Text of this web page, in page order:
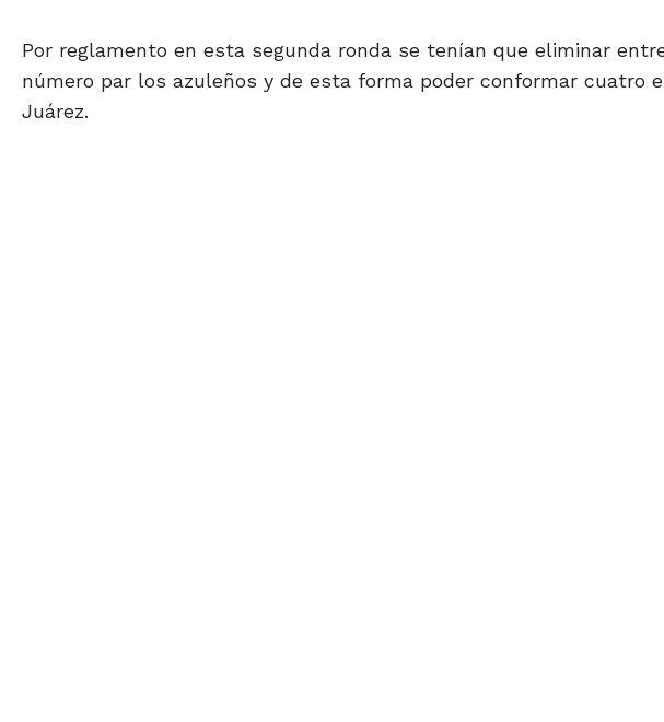
Por reglamento en esta segunda ronda se tenían que eliminar
número par los azuleños y de esta forma poder conformar cuatro
Juárez.